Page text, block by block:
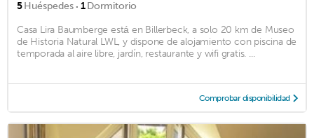
5Huéspedes · 1Dormitorio
Casa Lira Baumberge está en Billerbeck, a solo 20 km de Museo
de Historia Natural LWL, y dispone de alojamiento con piscina de
temporada al aire libre, jardín, restaurante y wifi gratis. ...
Comprobar disponibilidad